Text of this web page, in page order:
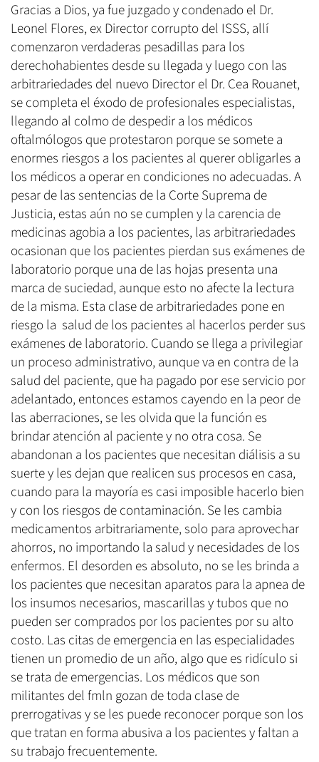
Gracias a Dios, ya fue juzgado y condenado el Dr.
Leonel Flores, ex Director corrupto del ISSS, allí
comenzaron verdaderas pesadillas para los
derechohabientes desde su llegada y luego con las
arbitrariedades del nuevo Director el Dr. Cea Rouanet,
se completa el éxodo de profesionales especialistas,
llegando al colmo de despedir a los médicos
oftalmólogos que protestaron porque se somete a
enormes riesgos a los pacientes al querer obligarles a
los médicos a operar en condiciones no adecuadas. A
pesar de las sentencias de la Corte Suprema de
Justicia, estas aún no se cumplen y la carencia de
medicinas agobia a los pacientes, las arbitrariedades
ocasionan que los pacientes pierdan sus exámenes de
laboratorio porque una de las hojas presenta una
marca de suciedad, aunque esto no afecte la lectura
de la misma. Esta clase de arbitrariedades pone en
riesgo la salud de los pacientes al hacerlos perder sus
exámenes de laboratorio. Cuando se llega a privilegiar
un proceso administrativo, aunque va en contra de la
salud del paciente, que ha pagado por ese servicio por
adelantado, entonces estamos cayendo en la peor de
las aberraciones, se les olvida que la función es
brindar atención al paciente y no otra cosa. Se
abandonan a los pacientes que necesitan diálisis a su
suerte y les dejan que realicen sus procesos en casa,
cuando para la mayoría es casi imposible hacerlo bien
y con los riesgos de contaminación. Se les cambia
medicamentos arbitrariamente, solo para aprovechar
ahorros, no importando la salud y necesidades de los
enfermos. El desorden es absoluto, no se les brinda a
los pacientes que necesitan aparatos para la apnea de
los insumos necesarios, mascarillas y tubos que no
pueden ser comprados por los pacientes por su alto
costo. Las citas de emergencia en las especialidades
tienen un promedio de un año, algo que es ridículo si
se trata de emergencias. Los médicos que son
militantes del fmln gozan de toda clase de
prerrogativas y se les puede reconocer porque son los
que tratan en forma abusiva a los pacientes y faltan a
su trabajo frecuentemente.